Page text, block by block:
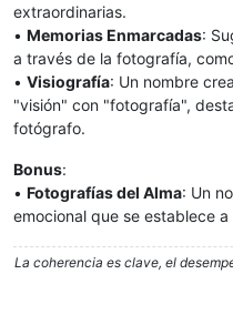
extraordinarias.
• Memorias Enmarcadas:
a través de la fotografía,
• Visiografía: Un nombre
"visión" con "fotografía",
fotógrafo.
Bonus:
• Fotografías del Alma: Un
emocional que se establece
La coherencia es clave, el